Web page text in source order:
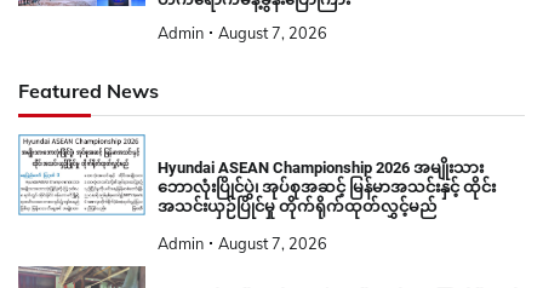
Admin August 7, 2026
Featured News
Hyundai ASEAN Championship 2026 အမျိုးသား
ဘောလုံးပြိုင်ပွဲ၊ အုပ်စုအဆင့် မြန်မာအသင်းနှင့် ထိုင်း
အသင်းယှဉ်ပြိုင်မှု တိုက်ရိုက်ထုတ်လွှင့်မည်
Admin August 7, 2026